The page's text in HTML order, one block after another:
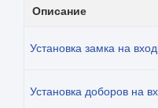
Описание
Установка замка на
Установка доборов на